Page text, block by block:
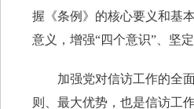
握《条例》的核心要义和基
意义，增强“四个意识”、坚
加强党对信访工作的全面
则、最大优势，也是信访工